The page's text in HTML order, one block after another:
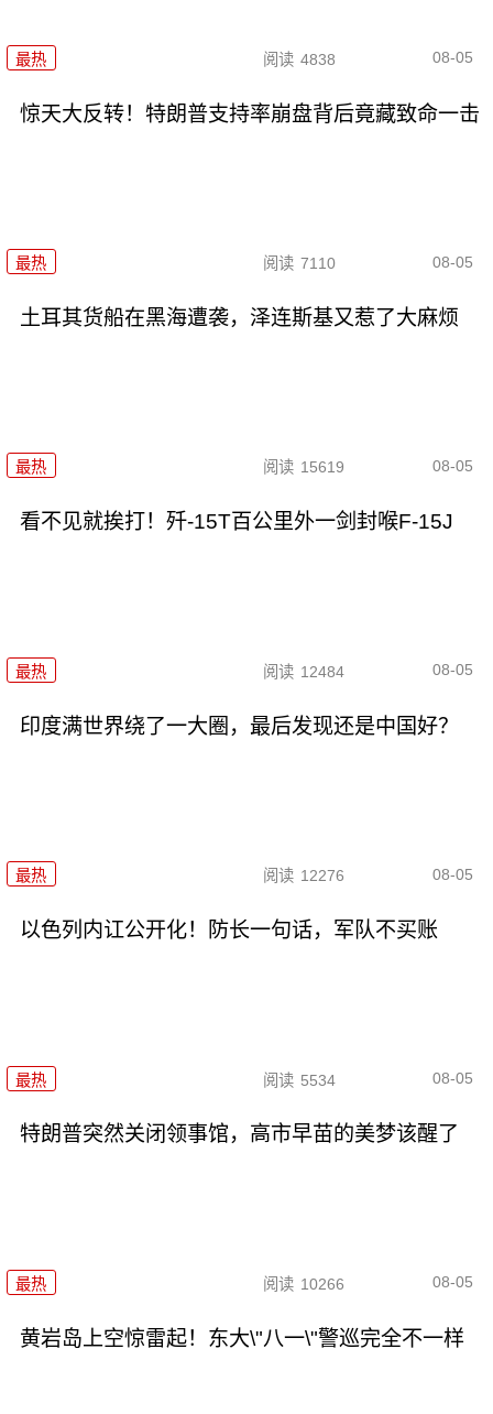
最热 阅读 4838 08-05
惊天大反转！特朗普支持率崩盘背后竟藏致命一击
最热 阅读 7110 08-05
土耳其货船在黑海遭袭，泽连斯基又惹了大麻烦
最热 阅读 15619 08-05
看不见就挨打！歼-15T百公里外一剑封喉F-15J
最热 阅读 12484 08-05
印度满世界绕了一大圈，最后发现还是中国好？
最热 阅读 12276 08-05
以色列内讧公开化！防长一句话，军队不买账
最热 阅读 5534 08-05
特朗普突然关闭领事馆，高市早苗的美梦该醒了
最热 阅读 10266 08-05
黄岩岛上空惊雷起！东大\"八一\"警巡完全不一样